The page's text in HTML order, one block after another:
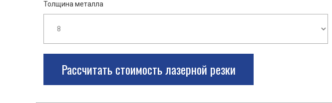
Толщина металла
Рассчитать стоимость лазерной резки